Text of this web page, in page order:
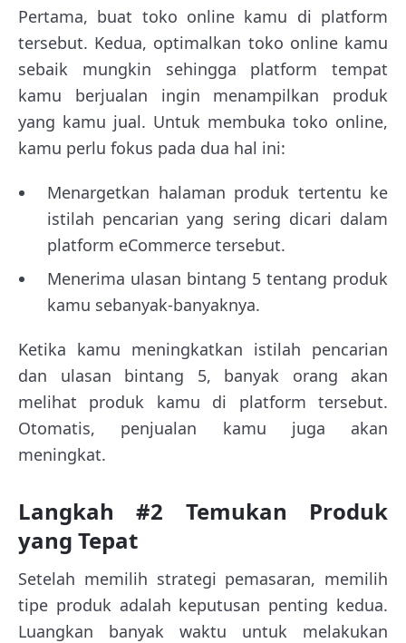
Pertama, buat toko online kamu di platform
tersebut. Kedua, optimalkan toko online kamu
sebaik mungkin sehingga platform tempat
kamu berjualan ingin menampilkan produk
yang kamu jual. Untuk membuka toko online,
kamu perlu fokus pada dua hal ini:
Menargetkan halaman produk tertentu ke
istilah pencarian yang sering dicari dalam
platform eCommerce tersebut.
Menerima ulasan bintang 5 tentang produk
kamu sebanyak-banyaknya.
Ketika kamu meningkatkan istilah pencarian
dan ulasan bintang 5, banyak orang akan
melihat produk kamu di platform tersebut.
Otomatis, penjualan kamu juga akan
meningkat.
Langkah #2 Temukan Produk
yang Tepat
Setelah memilih strategi pemasaran, memilih
tipe produk adalah keputusan penting kedua.
Luangkan banyak waktu untuk melakukan